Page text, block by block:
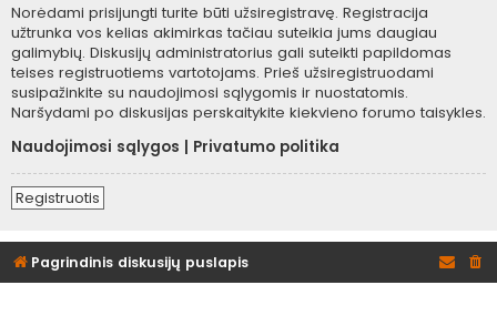
Norėdami prisijungti turite būti užsiregistravę. Registracija
užtrunka vos kelias akimirkas tačiau suteikia jums daugiau
galimybių. Diskusijų administratorius gali suteikti papildomas
teises registruotiems vartotojams. Prieš užsiregistruodami
susipažinkite su naudojimosi sąlygomis ir nuostatomis.
Naršydami po diskusijas perskaitykite kiekvieno forumo taisykles.
Naudojimosi sąlygos
Privatumo politika
Registruotis
Pagrindinis diskusijų puslapis